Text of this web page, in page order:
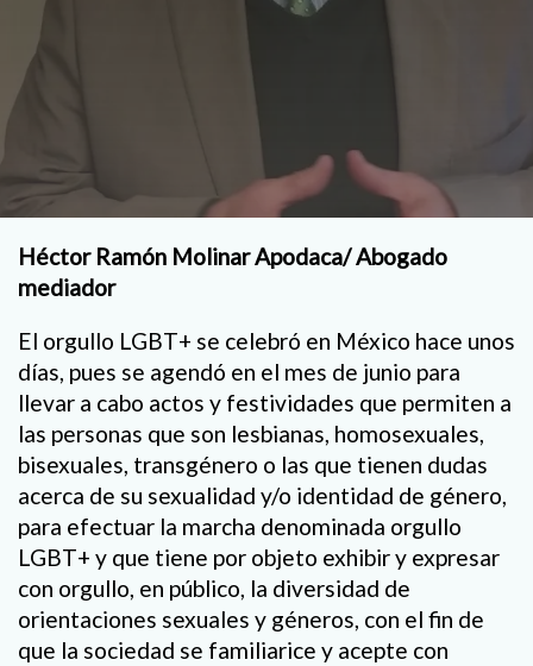
Héctor Ramón Molinar Apodaca/ Abogado
mediador
El orgullo LGBT+ se celebró en México hace unos
días, pues se agendó en el mes de junio para
llevar a cabo actos y festividades que permiten a
las personas que son lesbianas, homosexuales,
bisexuales, transgénero o las que tienen dudas
acerca de su sexualidad y/o identidad de género,
para efectuar la marcha denominada orgullo
LGBT+ y que tiene por objeto exhibir y expresar
con orgullo, en público, la diversidad de
orientaciones sexuales y géneros, con el fin de
que la sociedad se familiarice y acepte con